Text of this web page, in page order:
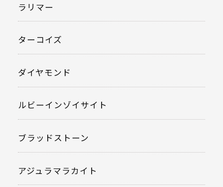
ラリマー
ターコイズ
ダイヤモンド
ルビーインゾイサイト
ブラッドストーン
アジュラマラカイト